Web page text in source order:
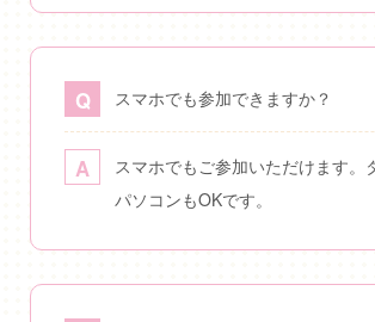
スマホでも参加できますか？
スマホでもご参加いただけます。
パソコンもOKです。